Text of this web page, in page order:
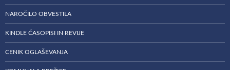
NAROČILO OBVESTILA
KINDLE ČASOPISI IN REVIJE
CENIK OGLAŠEVANJA